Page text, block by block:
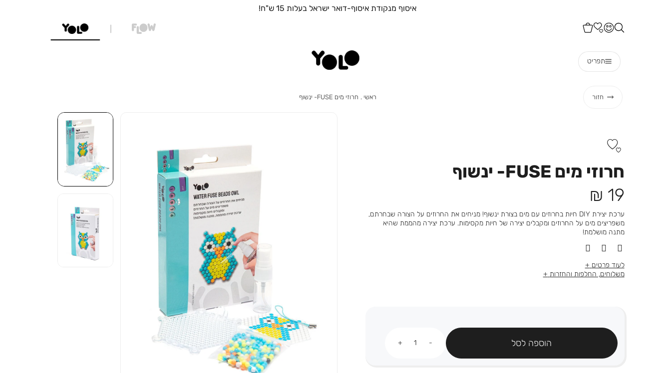
איסוף מנקודת איסוף-דואר ישראל בעלות 15 ש"ח!
תפריט
חזור ראשי ראשי
חרוזי מים FUSE- ינשוף
חרוזי מים FUSE- ינשוף
מחיר
מוצר
19 ₪
ערכת יצירת DIY חיות בחרוזים עם מים בצורת ינשוף! מניחים את החרוזים על הצורה שבחרתם,
משפריצים מים על החרוזים ומקבלים יצירה של חיות מקסימות. ערכת יצירה מהממת שהיא
מתנה מושלמת!
לעוד פרטים
משלוחים, החלפות והחזרות
הוספה לסל